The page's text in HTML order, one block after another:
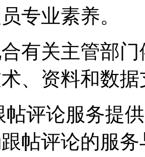
专业素养。
合有关主管部
、资料和数
帖评论服务提
帖评论的服